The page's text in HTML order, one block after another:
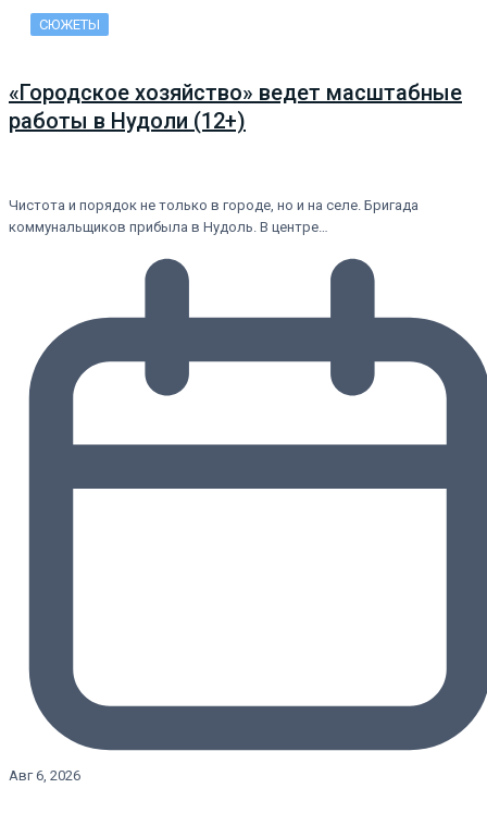
СЮЖЕТЫ
«Городское хозяйство» ведет масштабные
работы в Нудоли (12+)
Чистота и порядок не только в городе, но и на селе. Бригада
коммунальщиков прибыла в Нудоль. В центре…
Авг 6, 2026